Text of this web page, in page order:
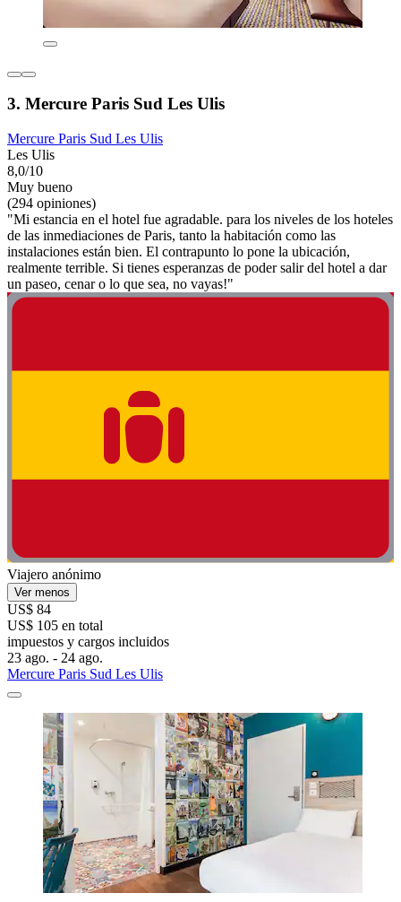
3. Mercure Paris Sud Les Ulis
Mercure Paris Sud Les Ulis
Les Ulis
8,0/10
Muy bueno
(294 opiniones)
"Mi estancia en el hotel fue agradable. para los niveles de los hoteles
de las inmediaciones de Paris, tanto la habitación como las
instalaciones están bien. El contrapunto lo pone la ubicación,
realmente terrible. Si tienes esperanzas de poder salir del hotel a dar
un paseo, cenar o lo que sea, no vayas!"
Viajero anónimo
Ver menos
US$ 84
US$ 105 en total
impuestos y cargos incluidos
23 ago. - 24 ago.
Mercure Paris Sud Les Ulis